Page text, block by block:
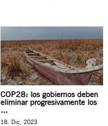
COP28: los gobiernos deben
eliminar progresivamente los
...
18. Dic, 2023